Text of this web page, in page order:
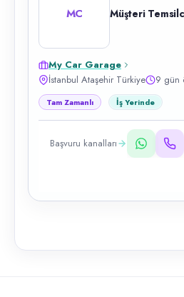
MC Müşteri
My Car Garage
İstanbul Ataşehir Türkiye
9 gün
Tam Zamanlı İş Yerinde
Başvuru kanalları